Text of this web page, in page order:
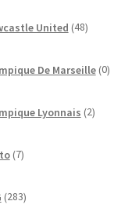
United 48izdelkov
De Marseille 0
Lyonnais 2izdelka
7izdelkov
283izdelkov